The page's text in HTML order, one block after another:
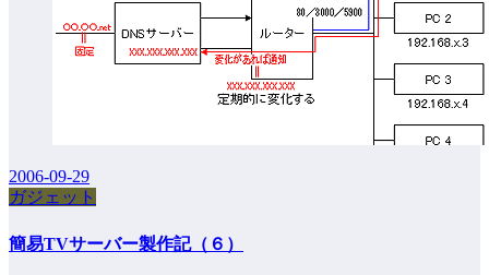
2006-09-29
ガジェット
簡易TVサーバー製作記（６）